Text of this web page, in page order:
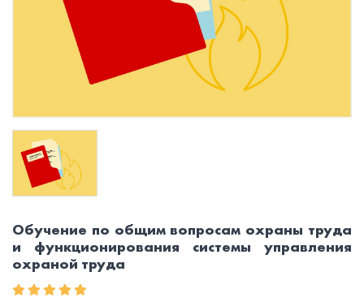
Обучение по общим вопросам охраны труда
и функционирования системы управления
охраной труда